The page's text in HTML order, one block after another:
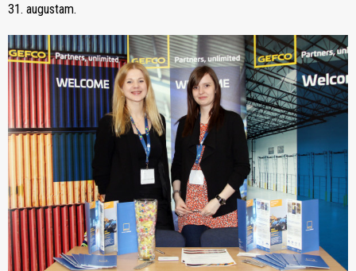
31. augustam.